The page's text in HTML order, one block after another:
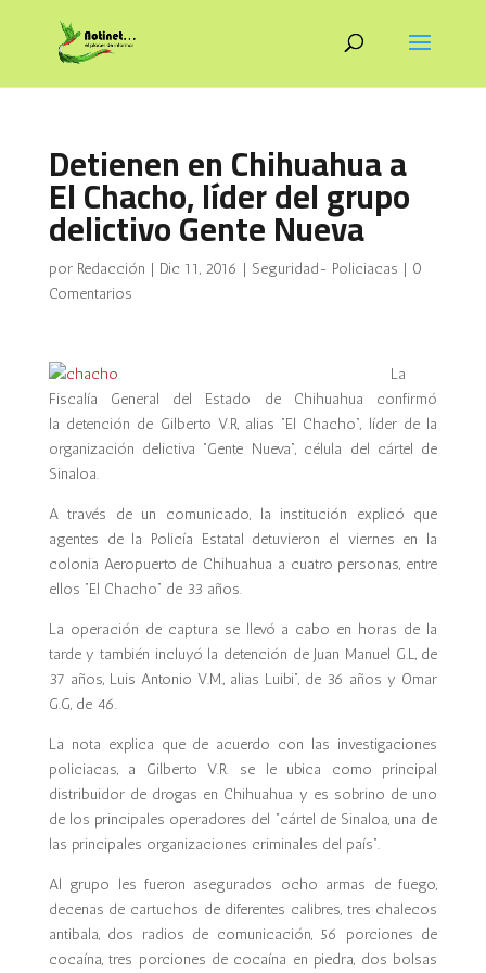
Detienen en Chihuahua a
El Chacho, líder del grupo
delictivo Gente Nueva
por Redacción | Dic 11, 2016 | Seguridad- Policiacas | 0
Comentarios
La
Fiscalía General del Estado de Chihuahua confirmó
la detención de Gilberto V.R, alias “El Chacho”, líder de la
organización delictiva “Gente Nueva”, célula del cártel de
Sinaloa.
A través de un comunicado, la institución explicó que
agentes de la Policía Estatal detuvieron el viernes en la
colonia Aeropuerto de Chihuahua a cuatro personas, entre
ellos “El Chacho” de 33 años.
La operación de captura se llevó a cabo en horas de la
tarde y también incluyó la detención de Juan Manuel G.L, de
37 años, Luis Antonio V.M., alias Luibi”, de 36 años y Omar
G.G, de 46.
La nota explica que de acuerdo con las investigaciones
policiacas, a Gilberto V.R. se le ubica como principal
distribuidor de drogas en Chihuahua y es sobrino de uno
de los principales operadores del “cártel de Sinaloa, una de
las principales organizaciones criminales del país”.
Al grupo les fueron asegurados ocho armas de fuego,
decenas de cartuchos de diferentes calibres, tres chalecos
antibala, dos radios de comunicación, 56 porciones de
cocaína, tres porciones de cocaína en piedra, dos bolsas